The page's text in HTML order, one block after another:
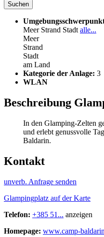
Suchen
Meer Strand Stadtalle...
Meer
Strand
Stadt
am Land
Kategorie der Anlage: 3
WLAN
Beschreibung
In den Glamping-Zelten
und erlebt genussvolle
Baldarin.
Kontakt
unverb. Anfrage senden
Glampingplatz auf der Karte
Telefon: +385 51... anzeigen
Homepage: www.camp-